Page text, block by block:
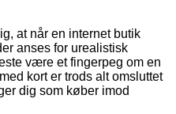
at når en internet butik
anses for urealistisk
være et fingerpeg om en
kort er trods alt omsluttet
dig som køber imod